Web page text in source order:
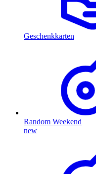
Geschenkkarten
Random Weekend
new